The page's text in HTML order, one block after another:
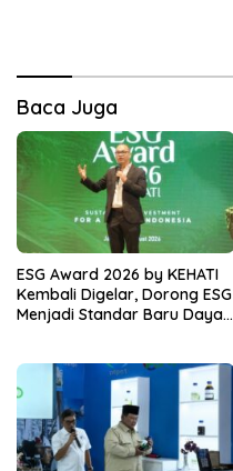
Baca Juga
ESG Award 2026 by KEHATI
Kembali Digelar, Dorong ESG
Menjadi Standar Baru Daya